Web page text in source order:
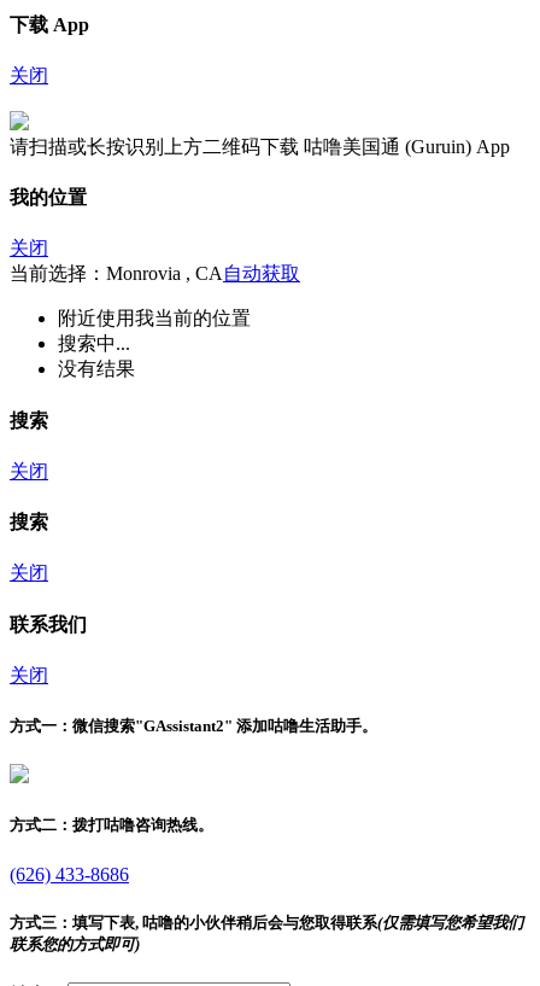
下载 App
关闭
请扫描或长按识别上方二维码下载 咕噜美国通 (Guruin) App
我的位置
关闭
当前选择：Monrovia , CA 自动获取
附近使用我当前的位置
搜索中...
没有结果
搜索
关闭
搜索
关闭
联系我们
关闭
方式一： 微信搜索"GAssistant2" 添加咕噜生活助手。
方式二： 拨打咕噜咨询热线。
(626) 433-8686
方式三： 填写下表, 咕噜的小伙伴稍后会与您取得联系(仅需填写您希望我们
联系您的方式即可)